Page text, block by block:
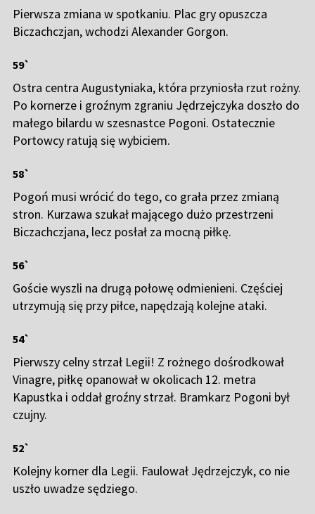
Pierwsza zmiana w spotkaniu. Plac gry opuszcza
Biczachczjan, wchodzi Alexander Gorgon.
59`
Ostra centra Augustyniaka, która przyniosła rzut rożny.
Po kornerze i groźnym zgraniu Jędrzejczyka doszło do
małego bilardu w szesnastce Pogoni. Ostatecznie
Portowcy ratują się wybiciem.
58`
Pogoń musi wrócić do tego, co grała przez zmianą
stron. Kurzawa szukał mającego dużo przestrzeni
Biczachczjana, lecz posłał za mocną piłkę.
56`
Goście wyszli na drugą połowę odmienieni. Częściej
utrzymują się przy piłce, napędzają kolejne ataki.
54`
Pierwszy celny strzał Legii! Z rożnego dośrodkował
Vinagre, piłkę opanował w okolicach 12. metra
Kapustka i oddał groźny strzał. Bramkarz Pogoni był
czujny.
52`
Kolejny korner dla Legii. Faulował Jędrzejczyk, co nie
uszło uwadze sędziego.